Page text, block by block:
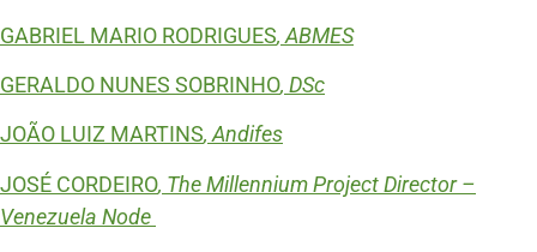
GABRIEL MARIO RODRIGUES, ABMES
GERALDO NUNES SOBRINHO, DSc
JOÃO LUIZ MARTINS, Andifes
JOSÉ CORDEIRO, The Millennium Project Director –
Venezuela Node